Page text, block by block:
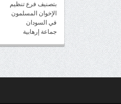
بتصنيف فرع تنظيم
الإخوان المسلمون
في السودان
جماعة إرهابية